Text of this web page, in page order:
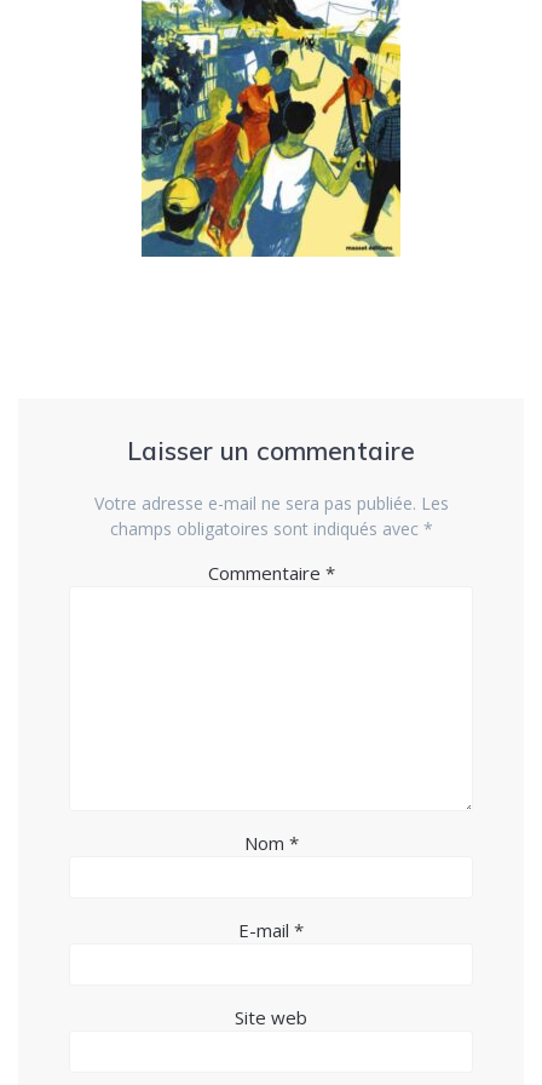
Laisser un commentaire
Votre adresse e-mail ne sera pas publiée. Les
champs obligatoires sont indiqués avec *
Commentaire *
Nom *
E-mail *
Site web